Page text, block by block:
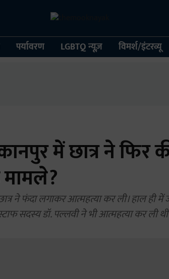
पर्यावरण LGBTQ न्यूज़ विमर्श/इंटरव्यू
में छात्र ने फिर
मामले?
ने फंदा लगाकर आत्महत्या कर ली। हाल ही में
सदस्य डॉ. पल्लवी ने भी आत्महत्या कर ली